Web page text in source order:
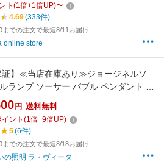
鍮 別売りリモコン対応 新生活 花 フ
ト (1倍+1倍UP)〜
4.69(333件)
までの注文で最短8/11お届け
online store
証】≪当店在庫あり≫ジョージネルソ
ランプ ソーサー バブル ペンダント ミ
ペンダントライト HERMAN MILLER
ミラー / NELSON SAUCER BUBBLE
MEDIUM 【ロイヤルファニチャーコ
ン】
円 送料無料
イント (1倍+9倍UP)
5(6件)
までの注文で最短8/18お届け
の照明 ラ・ヴィータ